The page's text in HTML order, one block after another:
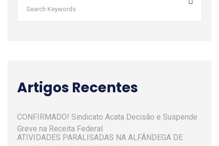
Artigos Recentes
CONFIRMADO! Sindicato Acata Decisão e Suspende
ATIVIDADES PARALISADAS NA ALFÂNDEGA DE